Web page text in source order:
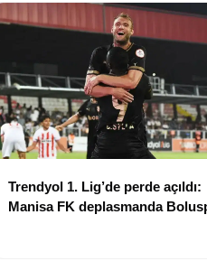
Trendyol 1. Lig’de perde açıldı:
Manisa FK deplasmanda